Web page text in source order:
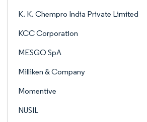
K. K. Chempro India Private Limited
KCC Corporation
MESGO SpA
Milliken & Company
Momentive
NUSIL